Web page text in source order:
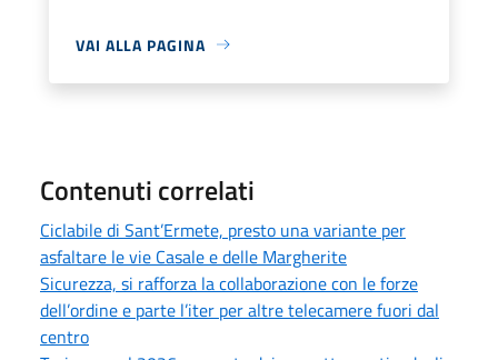
VAI ALLA PAGINA
Contenuti correlati
Ciclabile di Sant’Ermete, presto una variante per
asfaltare le vie Casale e delle Margherite
Sicurezza, si rafforza la collaborazione con le forze
dell’ordine e parte l’iter per altre telecamere fuori dal
centro